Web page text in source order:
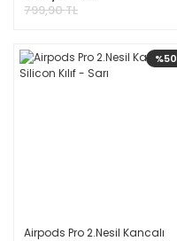
799,90 TL
%50
Airpods Pro 2.Nesil Kancalı